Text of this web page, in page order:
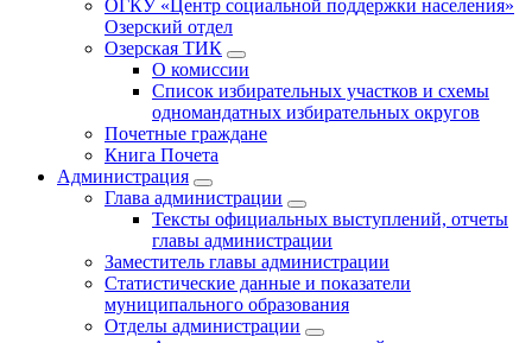
ОГКУ «Центр социальной поддержки населения»
Озерский отдел
Озерская ТИК
О комиссии
Список избирательных участков и схемы
одномандатных избирательных округов
Почетные граждане
Книга Почета
Администрация
Глава администрации
Тексты официальных выступлений, отчеты
главы администрации
Заместитель главы администрации
Статистические данные и показатели
муниципального образования
Отделы администрации